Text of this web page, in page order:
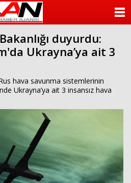
duyurdu:
Ukrayna’ya ait 3
hava savunma sistemlerinin
Ukrayna’ya ait 3 insansız hava
KATEGORİLER
ANKETLER
KÜNYE